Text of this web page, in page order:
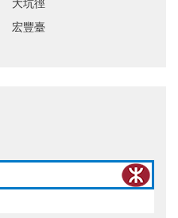
大坑徑
宏豐臺